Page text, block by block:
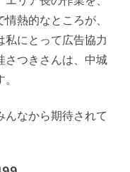
熱的なところが、
私にとって広告協力
さつきさんは、中城
んなから期待されて